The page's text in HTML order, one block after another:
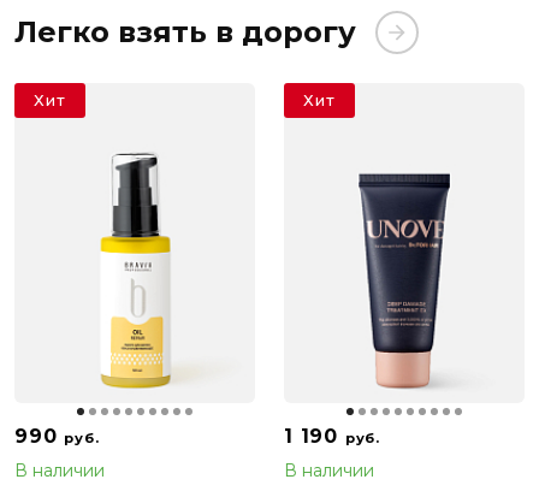
Легко взять в дорогу
990 руб.
В наличии
Хит
1 190 руб.
В наличии
Хит